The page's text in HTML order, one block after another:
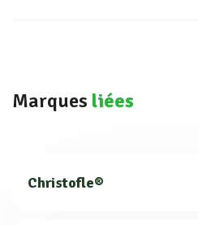
Marques liées
Christofle®